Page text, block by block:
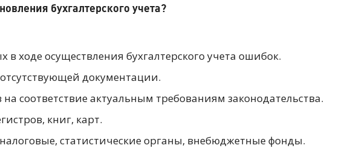
бухгалтерского учета?
ходе осуществления бухгалтерского учета ошибок.
документации.
соответствие актуальным требованиям законодательства.
книг, карт.
статистические органы, внебюджетные фонды.